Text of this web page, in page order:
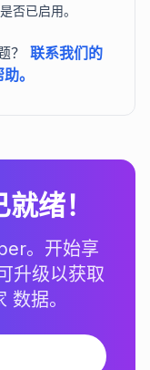
否已启用。
？
联系我们的
。
绪！
。开始享
升级以获取
据。